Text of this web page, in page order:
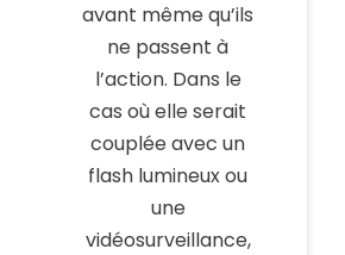
avant même qu’ils
ne passent à
l’action. Dans le
cas où elle serait
couplée avec un
flash lumineux ou
une
vidéosurveillance,